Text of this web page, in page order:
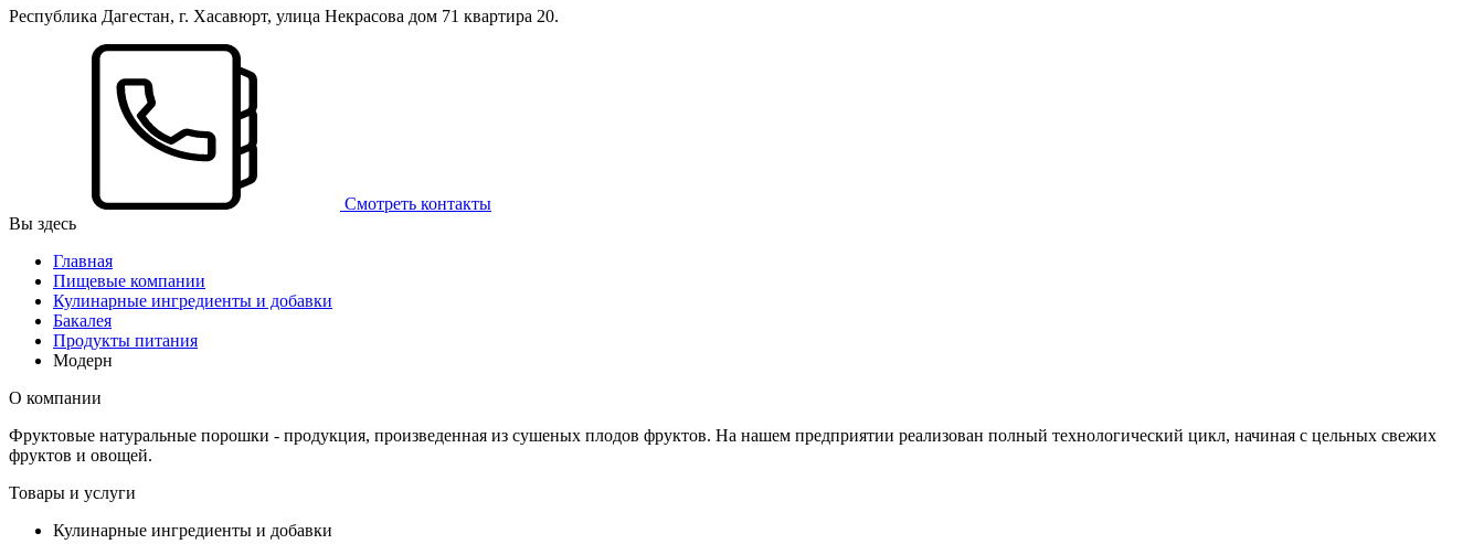
Республика Дагестан, г. Хасавюрт, улица Некрасова дом 71 квартира 20.
Смотреть контакты
Вы здесь
Главная
Пищевые компании
Кулинарные ингредиенты и добавки
Бакалея
Продукты питания
Модерн
О компании
Фруктовые натуральные порошки - продукция, произведенная из сушеных плодов фруктов. На нашем предприятии реализован полный технологический цикл, начиная с цельных свежих
фруктов и овощей.
Товары и услуги
Кулинарные ингредиенты и добавки